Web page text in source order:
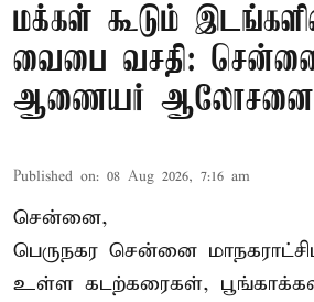
மக்கள் கூடும்
வைபை வசதி: சென்னை
ஆணையர் ஆலோசனை
Published on: 08 Aug 2026, 7:16 am
சென்னை,
பெருநகர சென்னை
உள்ள கடற்கரைகள்,